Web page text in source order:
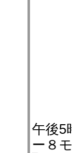
午後5
ー８